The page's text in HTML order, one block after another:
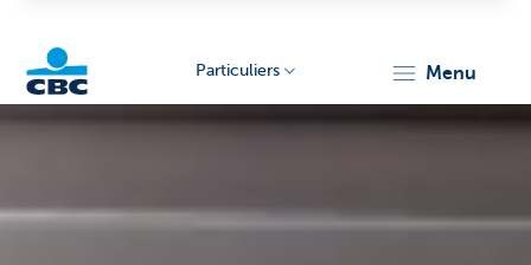
Particuliers menu